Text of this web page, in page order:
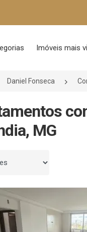
Imóveis mais
Daniel Fonseca
MG